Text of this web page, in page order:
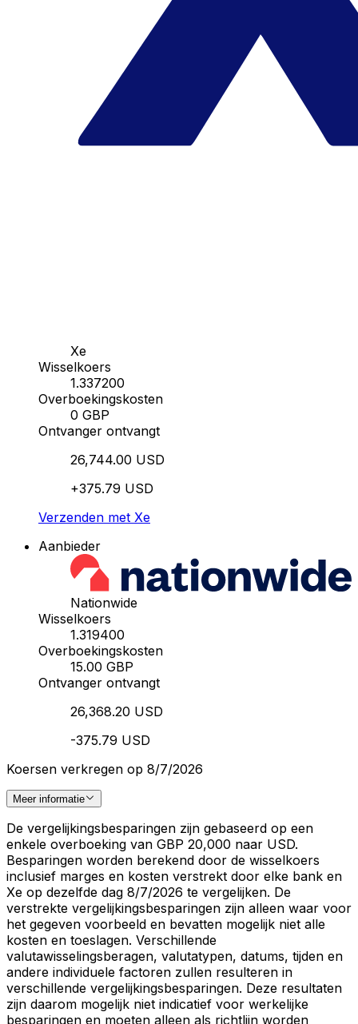
Xe
Wisselkoers
1.337200
Overboekingskosten
0 GBP
Ontvanger ontvangt
26,744.00 USD
+375.79 USD
Verzenden met Xe
Aanbieder
Nationwide
Wisselkoers
1.319400
Overboekingskosten
15.00 GBP
Ontvanger ontvangt
26,368.20 USD
-375.79 USD
Koersen verkregen op 8/7/2026
Meer informatie
De vergelijkingsbesparingen zijn gebaseerd op een
enkele overboeking van GBP 20,000 naar USD.
Besparingen worden berekend door de wisselkoers
inclusief marges en kosten verstrekt door elke bank en
Xe op dezelfde dag 8/7/2026 te vergelijken. De
verstrekte vergelijkingsbesparingen zijn alleen waar voor
het gegeven voorbeeld en bevatten mogelijk niet alle
kosten en toeslagen. Verschillende
valutawisselingsberagen, valutatypen, datums, tijden en
andere individuele factoren zullen resulteren in
verschillende vergelijkingsbesparingen. Deze resultaten
zijn daarom mogelijk niet indicatief voor werkelijke
besparingen en moeten alleen als richtlijn worden